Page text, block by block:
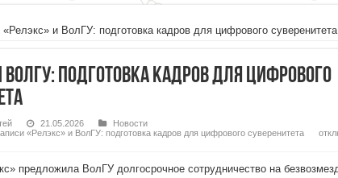
«Релэкс» и ВолГУ: подготовка кадров для цифрового суверенитета
ВолГУ: подготовка кадров для цифрового
21.05.2026
Новости
«Релэкс» и ВолГУ: подготовка кадров для цифрового суверенитета
предложила ВолГУ долгосрочное сотрудничество на